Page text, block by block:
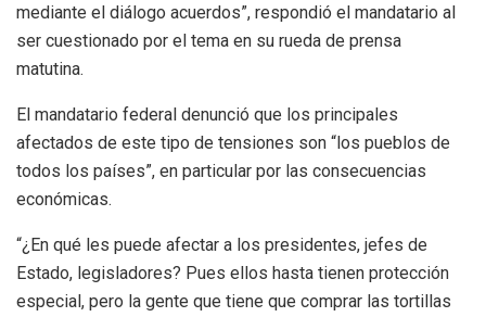
mediante el diálogo acuerdos”, respondió el mandatario al
ser cuestionado por el tema en su rueda de prensa
matutina.
El mandatario federal denunció que los principales
afectados de este tipo de tensiones son “los pueblos de
todos los países”, en particular por las consecuencias
económicas.
“¿En qué les puede afectar a los presidentes, jefes de
Estado, legisladores? Pues ellos hasta tienen protección
especial, pero la gente que tiene que comprar las tortillas